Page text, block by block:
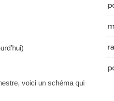
voici un schéma qui